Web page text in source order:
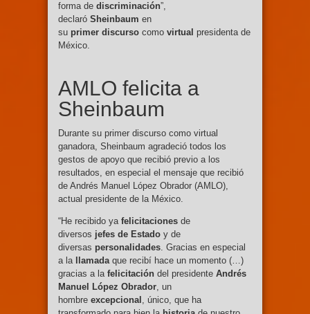
forma de discriminación”,
declaró Sheinbaum en
su primer discurso como virtual presidenta de
México.
AMLO felicita a
Sheinbaum
Durante su primer discurso como virtual
ganadora, Sheinbaum agradeció todos los
gestos de apoyo que recibió previo a los
resultados, en especial el mensaje que recibió
de Andrés Manuel López Obrador (AMLO),
actual presidente de la México.
“He recibido ya felicitaciones de
diversos jefes de Estado y de
diversas personalidades. Gracias en especial
a la
llamadaque recibí hace un momento (…)
gracias a la felicitación del presidente Andrés
Manuel López Obrador, un
hombre excepcional , único, que ha